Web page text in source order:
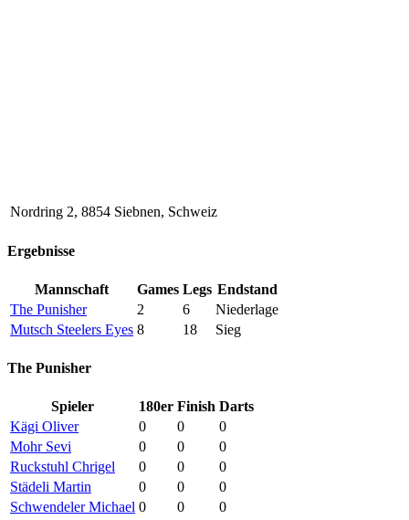
Nordring 2, 8854 Siebnen, Schweiz
Ergebnisse
Mannschaft Games Legs Endstand
The Punisher
2 6
Niederlage
Mutsch Steelers Eyes 8 18 Sieg
The Punisher
Spieler 180er Finish Darts
Kägi Oliver
0 0
0
Mohr Sevi
0 0
0
Ruckstuhl Chrigel
0 0
0
Städeli Martin
0 0
0
Schwendeler Michael 0 0 0